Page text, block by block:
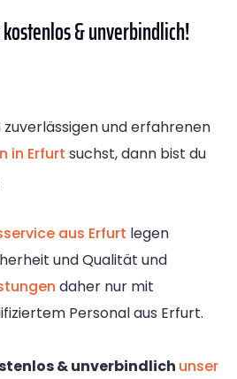
& unverbindlich!
und erfahrenen
in Erfurt suchst, dann bist du
aus Erfurt legen
und Qualität und
daher nur mit
Personal aus Erfurt.
& unverbindlich unser